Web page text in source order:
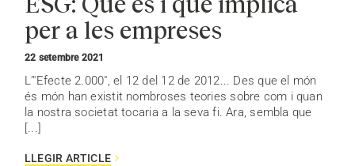
per a les empreses
22 setembre 2021
L’"Efecte 2.000", el 12 del 12 de 2012... Des que el món
és món han existit nombroses teories sobre com i quan
la nostra societat tocaria a la seva fi. Ara, sembla que
[...]
LLEGIR ARTICLE